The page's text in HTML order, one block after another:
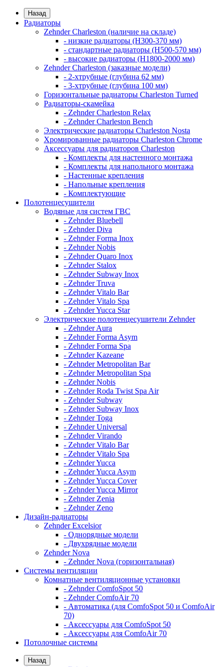
Назад
Радиаторы
Zehnder Charleston (наличие на складе)
- низкие радиаторы (H300-370 мм)
- стандартные радиаторы (H500-570 мм)
- высокие радиаторы (H1800-2000 мм)
Zehnder Charleston (заказные модели)
- 2-хтрубные (глубина 62 мм)
- 3-хтрубные (глубина 100 мм)
Горизонтальные радиаторы Charleston Turned
Радиаторы-скамейка
- Zehnder Charleston Relax
- Zehnder Charleston Bench
Электрические радиаторы Charleston Nosta
Хромированные радиаторы Charleston Chrome
Аксессуары для радиаторов Charleston
- Комплекты для настенного монтажа
- Комплекты для напольного монтажа
- Настенные крепления
- Напольные крепления
- Комплектующие
Полотенцесушители
Водяные для систем ГВС
- Zehnder Bluebell
- Zehnder Diva
- Zehnder Forma Inox
- Zehnder Nobis
- Zehnder Quaro Inox
- Zehnder Stalox
- Zehnder Subway Inox
- Zehnder Truva
- Zehnder Vitalo Bar
- Zehnder Vitalo Spa
- Zehnder Yucca Star
Электрические полотенцесушители Zehnder
- Zehnder Aura
- Zehnder Forma Asym
- Zehnder Forma Spa
- Zehnder Kazeane
- Zehnder Metropolitan Bar
- Zehnder Metropolitan Spa
- Zehnder Nobis
- Zehnder Roda Twist Spa Air
- Zehnder Subway
- Zehnder Subway Inox
- Zehnder Toga
- Zehnder Universal
- Zehnder Virando
- Zehnder Vitalo Bar
- Zehnder Vitalo Spa
- Zehnder Yucca
- Zehnder Yucca Asym
- Zehnder Yucca Cover
- Zehnder Yucca Mirror
- Zehnder Zenia
- Zehnder Zeno
Дизайн-радиаторы
Zehnder Excelsior
- Однорядные модели
- Двухрядные модели
Zehnder Nova
- Zehnder Nova (горизонтальная)
Системы вентиляции
Комнатные вентиляционные установки
- Zehnder ComfoSpot 50
- Zehnder ComfoAir 70
- Автоматика (для ComfoSpot 50 и ComfoAir
70)
- Аксессуары для ComfoSpot 50
- Аксессуары для ComfoAir 70
Потолочные системы
Назад